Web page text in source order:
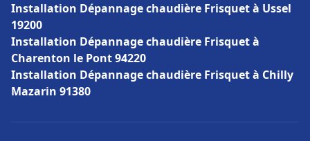
Installation Dépannage chaudière Frisquet à Ussel
19200
Installation Dépannage chaudière Frisquet à
Charenton le Pont 94220
Installation Dépannage chaudière Frisquet à Chilly
Mazarin 91380